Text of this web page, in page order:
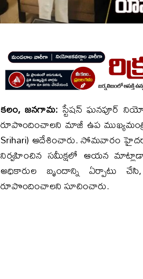
కలం, జనగామ: స్టేషన్ ఘనపూర్
రూపొందించాలని మాజీ ఉప
Srihari) ఆదేశించారు. సోమవారం
నిర్వహించిన సమీక్షలో ఆయన
అధికారుల బృందాన్ని ఏర్పాటు
రూపొందించాలని సూచించారు.